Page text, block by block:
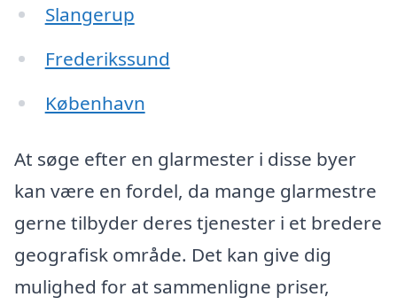
Slangerup
Frederikssund
København
At søge efter en glarmester i disse byer
kan være en fordel, da mange glarmestre
gerne tilbyder deres tjenester i et bredere
geografisk område. Det kan give dig
mulighed for at sammenligne priser,